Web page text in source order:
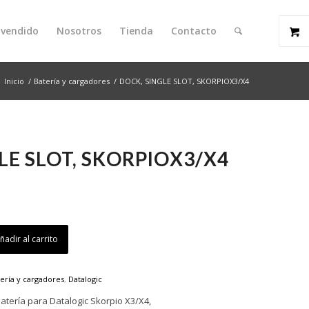
Nosotros Tienda Contacto
Inicio / Batería y cargadores / DOCK, SINGLE SLOT, SKORPIOX3/X4
SLOT, SKORPIOX3/X4
al carrito
y cargadores, Datalogic
para Datalogic Skorpio X3/X4,